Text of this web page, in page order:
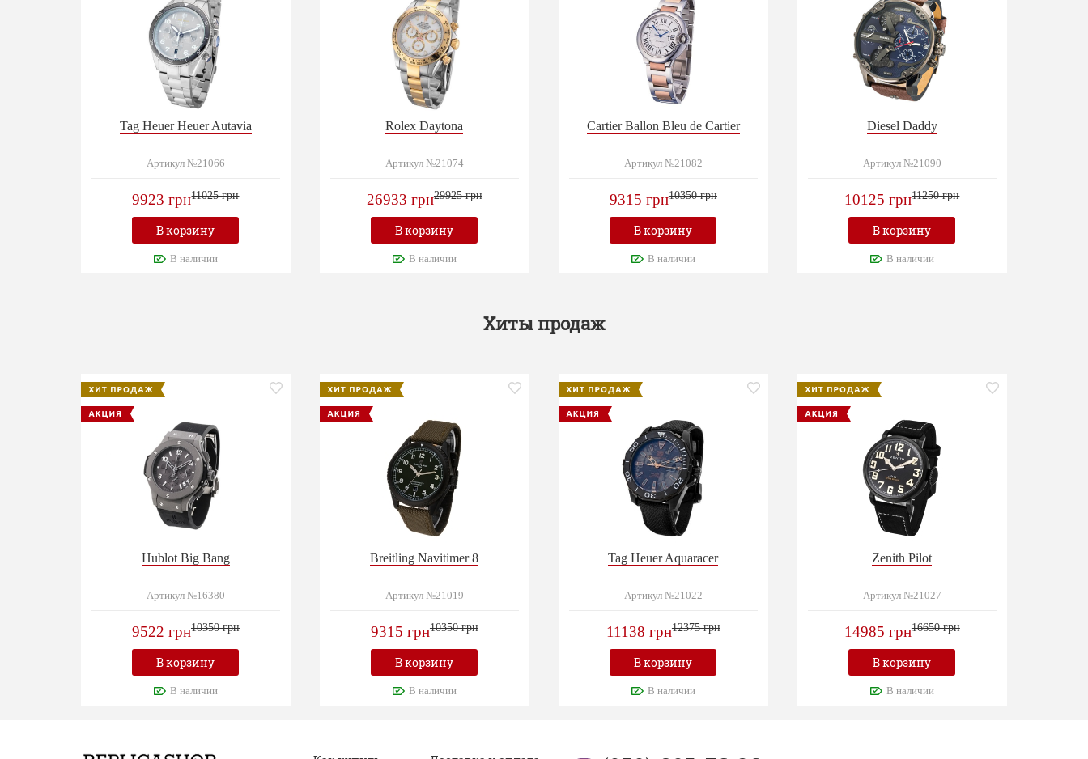
Tag Heuer Heuer Autavia
Артикул №21066
9923 грн11025 грн
В корзину
В наличии
Rolex Daytona
Артикул №21074
26933 грн29925 грн
В корзину
В наличии
Cartier Ballon Bleu de Cartier
Артикул №21082
9315 грн10350 грн
В корзину
В наличии
Diesel Daddy
Артикул №21090
10125 грн11250 грн
В корзину
В наличии
Хиты продаж
Hublot Big Bang
Артикул №16380
9522 грн10350 грн
В корзину
В наличии
Breitling Navitimer 8
Артикул №21019
9315 грн10350 грн
В корзину
В наличии
Tag Heuer Aquaracer
Артикул №21022
11138 грн12375 грн
В корзину
В наличии
Zenith Pilot
Артикул №21027
14985 грн16650 грн
В корзину
В наличии